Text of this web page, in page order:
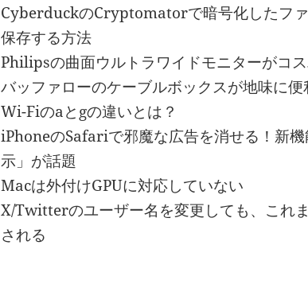
CyberduckのCryptomatorで暗号化したフ
保存する方法
Philipsの曲面ウルトラワイドモニターがコス
バッファローのケーブルボックスが地味に便
Wi-Fiのaとgの違いとは？
iPhoneのSafariで邪魔な広告を消せる！新
示」が話題
Macは外付けGPUに対応していない
X/Twitterのユーザー名を変更しても、これ
される